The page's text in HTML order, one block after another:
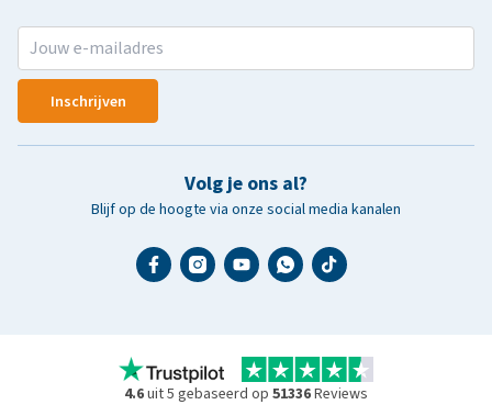
Inschrijven
Volg je ons al?
Blijf op de hoogte via onze social media kanalen
4.6uit 5 gebaseerd op 51336Reviews